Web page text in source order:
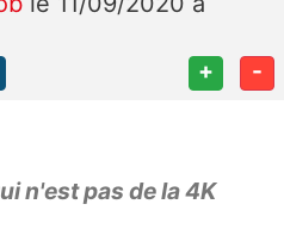
+ -
n'est pas de la 4K